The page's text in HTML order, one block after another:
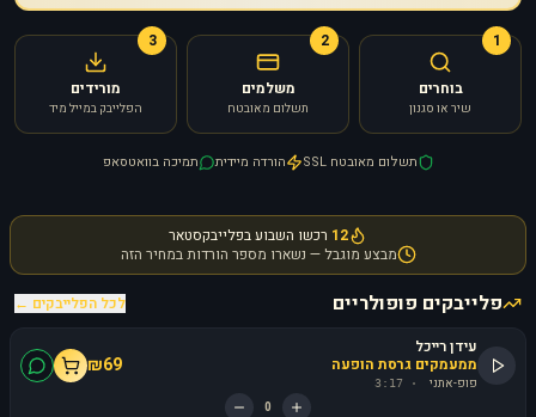
1
בוחרים
שיר או סגנון
2
משלמים
תשלום מאובטח
3
מורידים
הפלייבק במייל מיד
תשלום מאובטח SSL הורדה מיידית תמיכה בוואטסאפ
12 רכשו השבוע בפלייבקסטאר
מבצע מוגבל — נשארו מספר הורדות במחיר הזה
פלייבקים פופולריים
לכל הפלייבקים ←
עידן רייכל
ממעמקים גרסת הופעה
פופ-אתני ·
3:17
₪69
0